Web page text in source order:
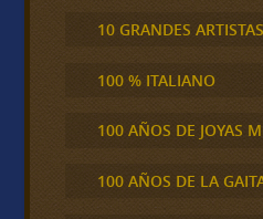
10 GRANDES
100 % ITALIANO
100 AÑOS DE JOYAS
100 AÑOS DE LA